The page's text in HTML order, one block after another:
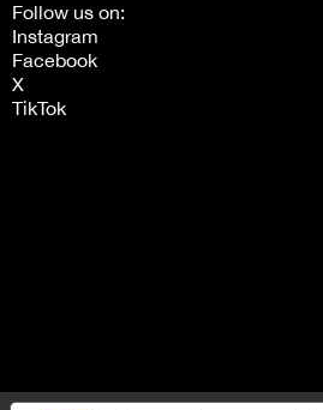
Follow us on:
Instagram
Facebook
X
TikTok